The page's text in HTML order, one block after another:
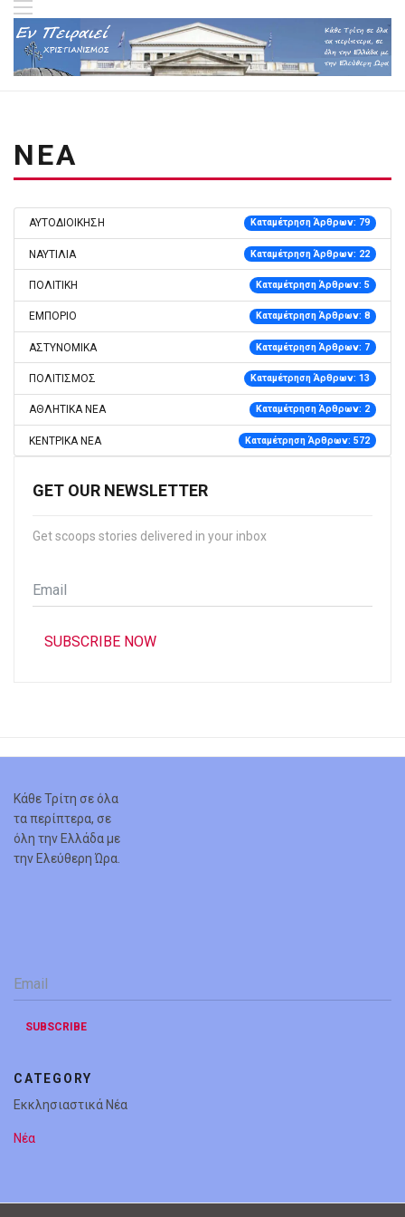
ΝΕΑ
ΑΥΤΟΔΙΟΙΚΗΣΗ Καταμέτρηση Άρθρων: 79
ΝΑΥΤΙΛΙΑ Καταμέτρηση Άρθρων: 22
ΠΟΛΙΤΙΚΗ Καταμέτρηση Άρθρων: 5
ΕΜΠΟΡΙΟ Καταμέτρηση Άρθρων: 8
ΑΣΤΥΝΟΜΙΚΑ Καταμέτρηση Άρθρων: 7
ΠΟΛΙΤΙΣΜΟΣ Καταμέτρηση Άρθρων: 13
ΑΘΛΗΤΙΚΑ ΝΕΑ Καταμέτρηση Άρθρων: 2
ΚΕΝΤΡΙΚΑ ΝΕΑ Καταμέτρηση Άρθρων: 572
GET OUR NEWSLETTER
Get scoops stories delivered in your inbox
Email
*
SUBSCRIBE NOW
Κάθε Τρίτη σε όλα
τα περίπτερα, σε
όλη την Ελλάδα με
την Ελεύθερη Ώρα.
Email
*
SUBSCRIBE
CATEGORY
Εκκλησιαστικά Νέα
Νέα